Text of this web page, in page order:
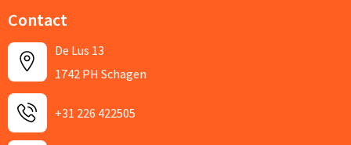
Contact
De Lus 13
1742 PH Schagen
+31 226 422505